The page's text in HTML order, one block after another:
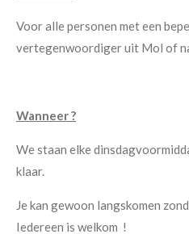
Voor alle personen met een
vertegenwoordiger uit Mol of
Wanneer ?
We staan elke
klaar.
Je kan gewoon langskomen
Iedereen is welkom !